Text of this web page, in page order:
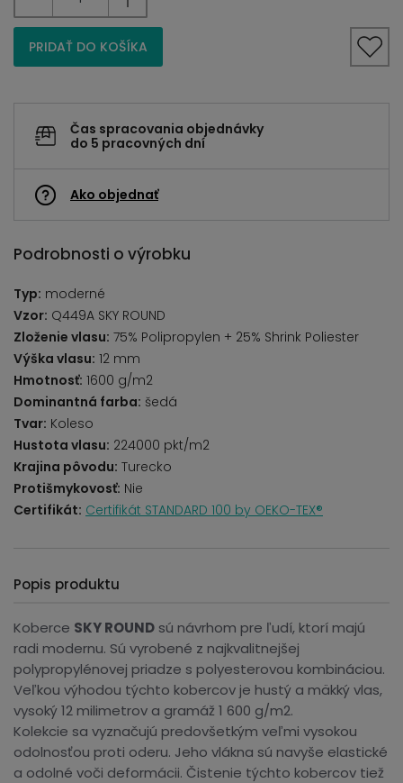
PRIDAŤ DO KOŠÍKA
Čas spracovania objednávky
do 5 pracovných dní
Ako objednať
Podrobnosti o výrobku
Typ: moderné
Vzor: Q449A SKY ROUND
Zloženie vlasu: 75% Polipropylen + 25% Shrink Poliester
Výška vlasu: 12 mm
Hmotnosť: 1600 g/m2
Dominantná farba: šedá
Tvar: Koleso
Hustota vlasu: 224000 pkt/m2
Krajina pôvodu: Turecko
Protišmykovosť: Nie
Certifikát: Certifikát STANDARD 100 by OEKO-TEX®
Popis produktu
Koberce SKY ROUND sú návrhom pre ľudí, ktorí majú
radi modernu. Sú vyrobené z najkvalitnejšej
polypropylénovej priadze s polyesterovou kombináciou.
Veľkou výhodou týchto kobercov je hustý a mäkký vlas,
vysoký 12 milimetrov a gramáž 1 600 g/m2.
Kolekcie sa vyznačujú predovšetkým veľmi vysokou
odolnosťou proti oderu. Jeho vlákna sú navyše elastické
a odolné voči deformácii. Čistenie týchto kobercov tiež